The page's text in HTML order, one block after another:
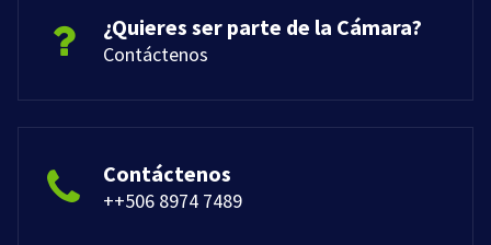
¿Quieres ser parte de la Cámara?
Contáctenos
Contáctenos
++506 8974 7489